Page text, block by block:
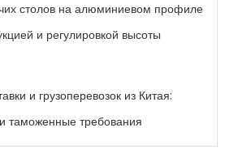
столов на алюминиевом профиле
и регулировкой высоты
и грузоперевозок из Китая:
таможенные требования